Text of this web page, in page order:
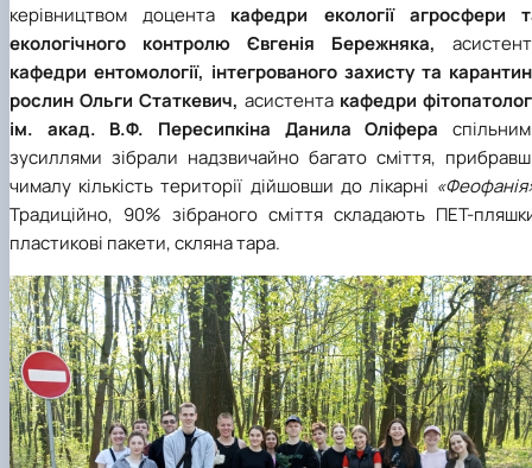
керівництвом доцента кафедри екології агросфери
екологічного контролю Євгенія Бережняка,
кафедри ентомології, інтегрованого захисту та
рослин Ольги Статкевич, асистента кафедри
ім. акад. В.Ф. Пересипкіна Данила Оліфера
зусиллями зібрали надзвичайно багато сміття,
чималу кількість території дійшовши до лікарні
Традиційно, 90% зібраного сміття складають ПЕТ-
пластикові пакети, скляна тара.